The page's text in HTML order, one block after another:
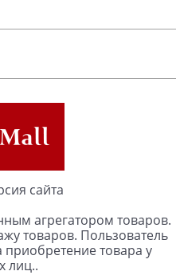
сайта
агрегатором товаров.
товаров. Пользователь
товара у
лиц..